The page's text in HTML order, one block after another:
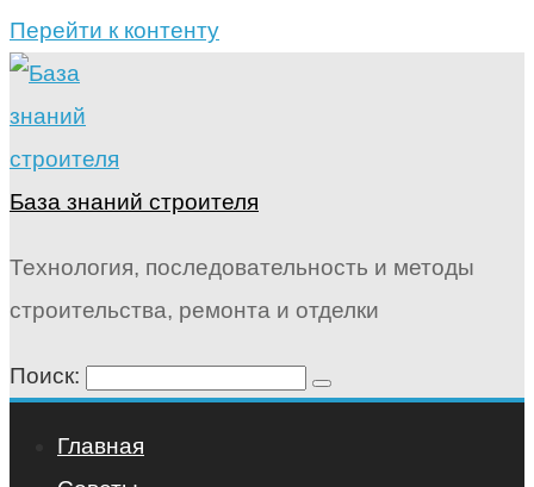
Перейти к контенту
База знаний строителя
Технология, последовательность и методы
строительства, ремонта и отделки
Поиск:
Главная